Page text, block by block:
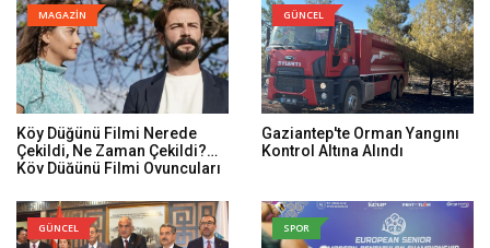
MAGAZİN
Köy Düğünü Filmi Nerede
Çekildi, Ne Zaman Çekildi?
Köy Düğünü Filmi Oyuncuları
GÜNCEL
Gaziantep'te Orman Yangını
Kontrol Altına Alındı
GÜNCEL SPOR